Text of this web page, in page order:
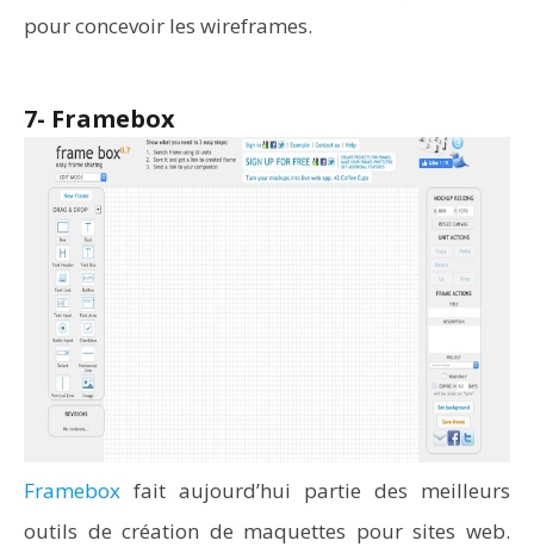
pour concevoir les wireframes.
7- Framebox
Framebox fait aujourd’hui partie des meilleurs
outils de création de maquettes pour sites web.